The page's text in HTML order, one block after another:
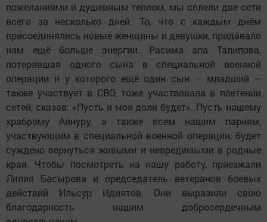
пожеланиями и душевным теплом, мы сплели две сети
всего за несколько дней. То, что с каждым днём
присоединялись новые женщины и девушки, придавало
нам ещё больше энергии. Расима апа Талипова,
потерявшая одного сына в специальной военной
операции и у которого ещё один сын – младший –
также участвует в СВО, тоже участвовала в плетении
сетей, сказав: «Пусть и моя доля будет». Пусть нашему
храброму Айнуру, а также всем нашим парням,
участвующим в специальной военной операции, будет
суждено вернуться живыми и невредимыми в родные
края. Чтобы посмотреть на нашу работу, приезжали
Лилия Басырова и председатель ветеранов боевых
действий Ильсур Идиятов. Они выразили свою
благодарность нашим добросердечным